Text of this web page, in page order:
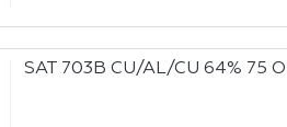
SAT 703В CU/AL/CU 64% 75